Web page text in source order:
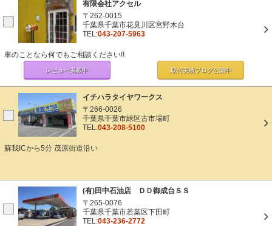
有限会社アクセル
〒262-0015
千葉県千葉市花見川区宮野木台
TEL:043-207-5963
車のことなら何でもご相談ください!!
レビュー掲載中 取付実績ブログ公開中
イチハラタイヤワークス
〒266-0026
千葉県千葉市緑区古市場町
TEL:043-208-5100
蘇我ICから5分 茂原街道沿い
(有)田中石油店 ＤＤ御成台ＳＳ
〒265-0076
千葉県千葉市若葉区下田町
TEL:043-236-2772